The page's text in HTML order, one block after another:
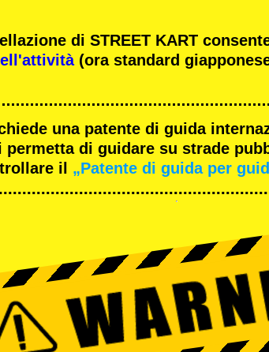
di STREET KART
(ora standard
una patente di guida
permetta di guidare su strade
il
„Patente di guida per